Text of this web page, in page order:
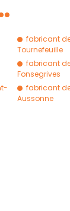
fabricant de
Tournefeuille
fabricant
Fonsegrives
fabricant de
Aussonne